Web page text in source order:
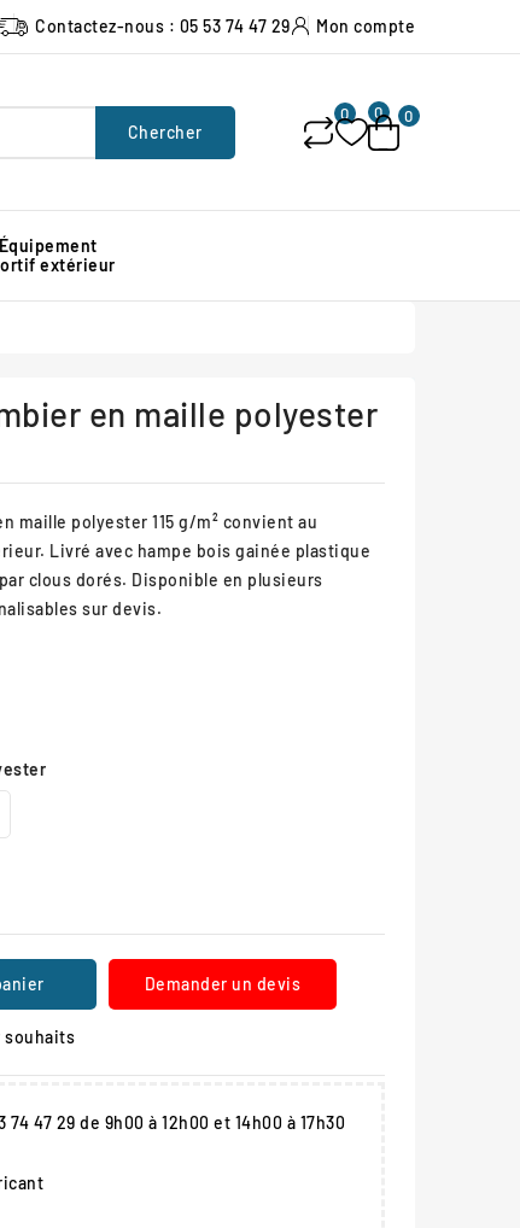
Contactez-nous : 05 53 74 47 29 Mon compte
Chercher
0 0 0
Équipement
extérieur
en maille polyester
maille polyester 115 g/m² convient au
Livré avec hampe bois gainée plastique
clous dorés. Disponible en plusieurs
sur devis.
Demander un devis
souhaits
47 29 de 9h00 à 12h00 et 14h00 à 17h30